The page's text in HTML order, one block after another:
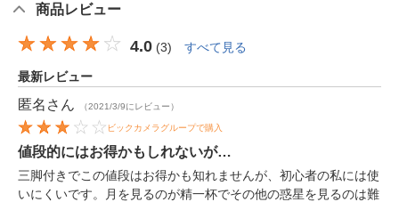
商品レビュー
4.0 (3) すべて見る
最新レビュー
匿名 さん （2021/3/9にレビュー）
ビックカメラグループで購入
値段的にはお得かもしれないが…
三脚付きでこの値段はお得かも知れませんが、初心者の私には使
いにくいです。月を見るのが精一杯でその他の惑星を見るのは難